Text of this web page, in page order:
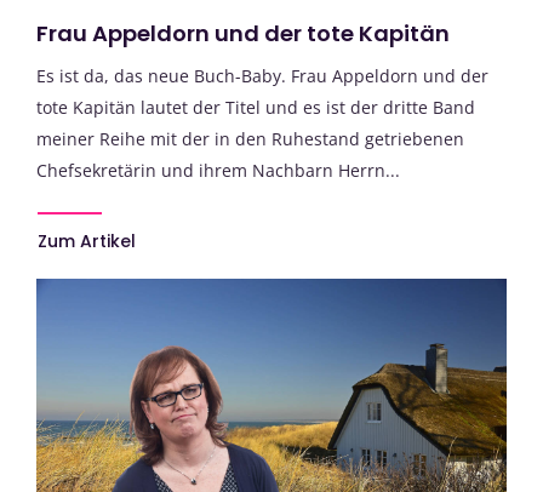
Frau Appeldorn und der tote Kapitän
Es ist da, das neue Buch-Baby. Frau Appeldorn und der
tote Kapitän lautet der Titel und es ist der dritte Band
meiner Reihe mit der in den Ruhestand getriebenen
Chefsekretärin und ihrem Nachbarn Herrn...
Zum Artikel